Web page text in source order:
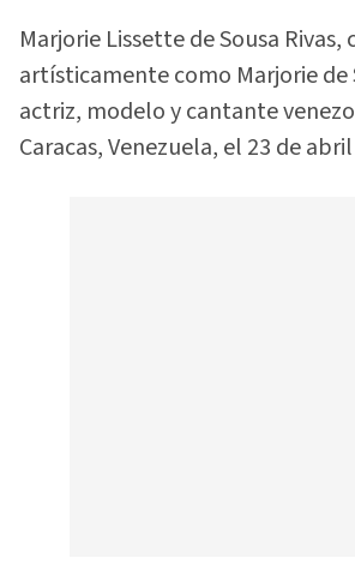
Marjorie Lissette de Sousa Rivas,
artísticamente como Marjorie de
actriz, modelo y cantante
Caracas, Venezuela, el 23 de